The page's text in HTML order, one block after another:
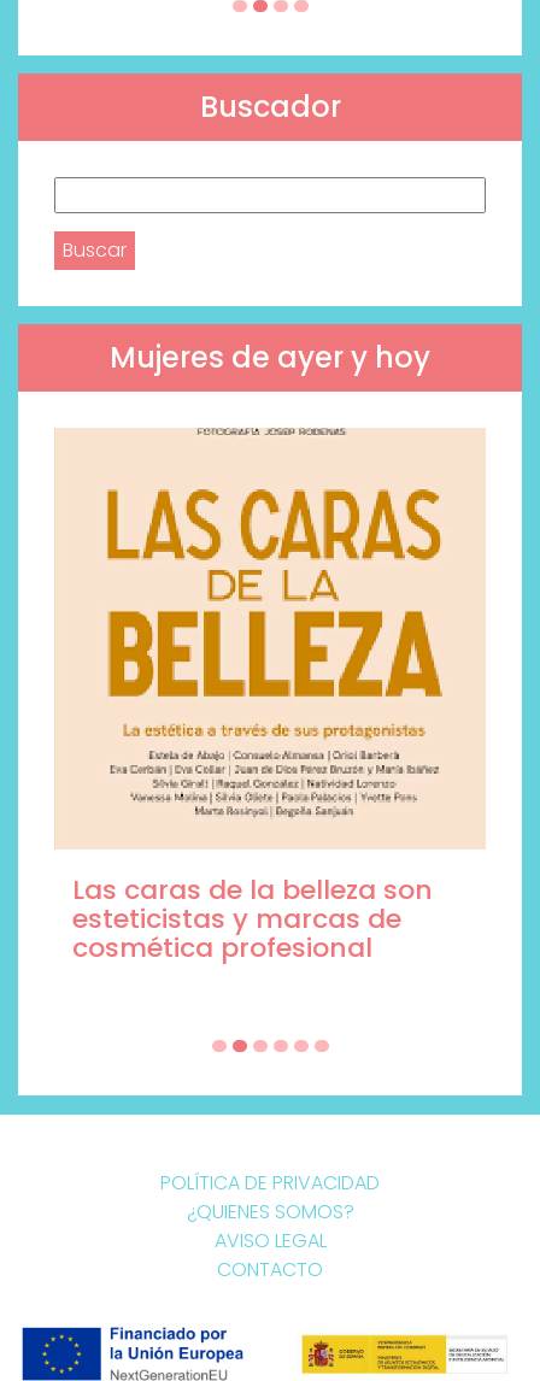
Buscador
Mujeres de ayer y hoy
Las caras de la belleza son
esteticistas y marcas de
cosmética profesional
POLÍTICA DE PRIVACIDAD
¿QUIENES SOMOS?
AVISO LEGAL
CONTACTO